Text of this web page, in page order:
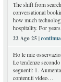
The shift from
conversational
how much
hospitality. For
22 Ago 25 |
Ho le mie
Le tendenze
seguenti: 1.
contenuti video…